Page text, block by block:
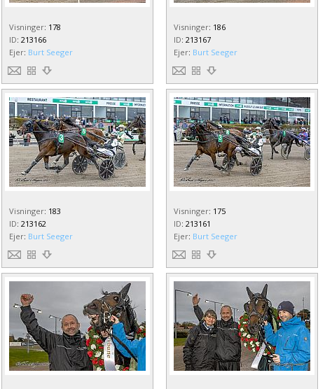
Visninger: 178
ID: 213166
Ejer: Burt Seeger
Visninger: 186
ID: 213167
Ejer: Burt Seeger
Visninger: 183
ID: 213162
Ejer: Burt Seeger
Visninger: 175
ID: 213161
Ejer: Burt Seeger